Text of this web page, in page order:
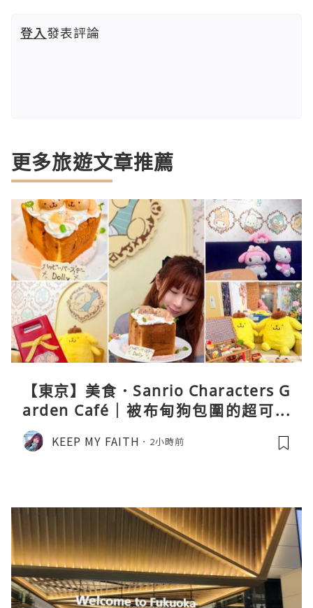
登入發表評論
更多旅遊文章推薦
【東京】美食．Sanrio Characters G
arden Café｜被布甸狗包圍的超可愛
下午茶體驗
KEEP MY FAITH 2小時前